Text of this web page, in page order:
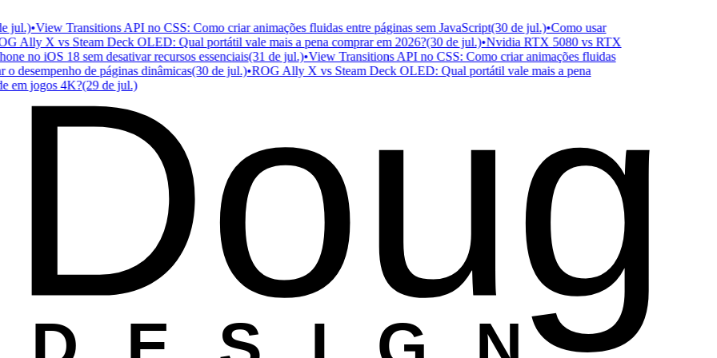
•View Transitions API no CSS: Como criar animações fluidas entre páginas sem JavaScript(30 de jul.)•Como usar
X vs Steam Deck OLED: Qual portátil vale mais a pena comprar em 2026?(30 de jul.)•Nvidia RTX 5080 vs RTX
no iOS 18 sem desativar recursos essenciais(31 de jul.)•View Transitions API no CSS: Como criar animações fluidas
de páginas dinâmicas(30 de jul.)•ROG Ally X vs Steam Deck OLED: Qual portátil vale mais a pena
jogos 4K?(29 de jul.)
Doug